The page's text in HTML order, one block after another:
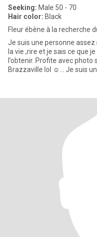
Seeking: Male 50 - 70
Hair color: Black
Fleur ébène à la recherche
Je suis une personne
la vie ,rire et je sais ce que
l’obtenir. Profite avec photo svp … Y’a pas de brouteurs au Congo
Brazzaville lol ☺️… Je suis